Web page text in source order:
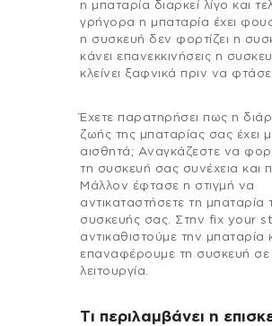
η μπαταρία διαρκεί λίγο και
γρήγορα η μπαταρία έχει
η συσκευή δεν φορτίζει η
κάνει επανεκκινήσεις η
κλείνει ξαφνικά πριν να
Έχετε παρατηρήσει πως η
ζωής της μπαταρίας σας έχει
αισθητά; Αναγκάζεστε να
τη συσκευή σας συνέχεια και
Μάλλον έφτασε η στιγμή να
αντικαταστήσετε τη μπαταρία
συσκευής σας. Στην fix your
αντικαθιστούμε την μπαταρία
επαναφέρουμε τη συσκευή σε
λειτουργία.
Τι περιλαμβάνει η